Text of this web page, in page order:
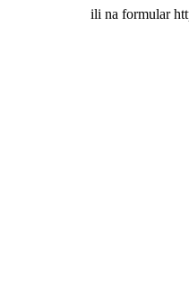
ili na formular